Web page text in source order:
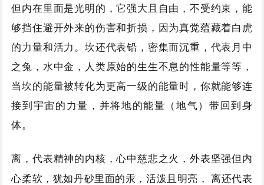
但内在里面是光明的，它强大且自由，不受约束，能
够挡住避开外来的伤害和折损，因为真觉蕴藏着白虎
的力量和活力。坎还代表铅，密集而沉重，代表月中
之兔，水中金，人类原始的生生不息的性能量等等，
当坎的能量被转化为更高一级的能量时，你就能够连
接到宇宙的力量，并将地的能量（地气）带回到身
体。
离，代表精神的内核，心中慈悲之火，外表坚强但内
心柔软，犹如丹砂里面的汞，活泼且明亮，
离还代表